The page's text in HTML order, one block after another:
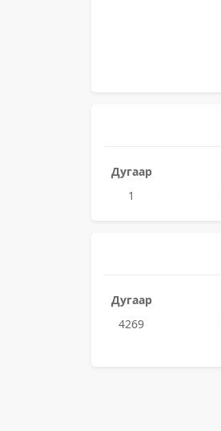
Дугаар
1
Дугаар
4269